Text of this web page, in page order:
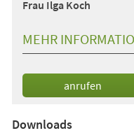
Frau Ilga Koch
MEHR
anrufen
Downloads